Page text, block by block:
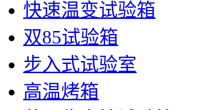
快速温变试验箱
双85试验箱
步入式试验室
高温烤箱